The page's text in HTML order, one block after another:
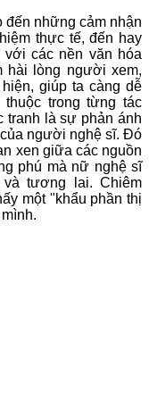
những cảm nhận
thực tế, đến hay
các nền văn hóa
hài lòng người xem,
giúp ta càng dễ
trong từng tác
tranh là sự phản ánh
người nghệ sĩ. Đó
xen giữa các nguồn
phú mà nữ nghệ sĩ
tương lai. Chiêm
một "khẩu phần thị